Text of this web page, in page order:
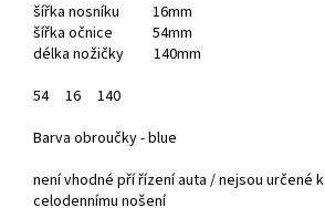
šířka nosníku 16mm
šířka očnice 54mm
délka nožičky 140mm
54 16 140
Barva obroučky - blue
není vhodné pří řízení auta / nejsou určené k
celodennímu nošení